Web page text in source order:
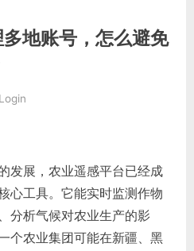
地账号，怎么避免
发展，农业遥感平台已经成
心工具。它能实时监测作物
分析气候对农业生产的影
个农业集团可能在新疆、黑